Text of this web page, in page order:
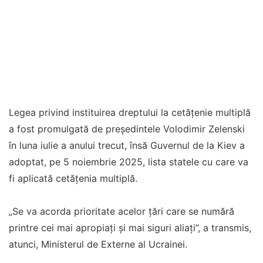
Legea privind instituirea dreptului la cetăţenie multiplă
a fost promulgată de preşedintele Volodimir Zelenski
în luna iulie a anului trecut, însă Guvernul de la Kiev a
adoptat, pe 5 noiembrie 2025, lista statele cu care va
fi aplicată cetăţenia multiplă.
„Se va acorda prioritate acelor ţări care se numără
printre cei mai apropiaţi şi mai siguri aliaţi”, a transmis,
atunci, Ministerul de Externe al Ucrainei.